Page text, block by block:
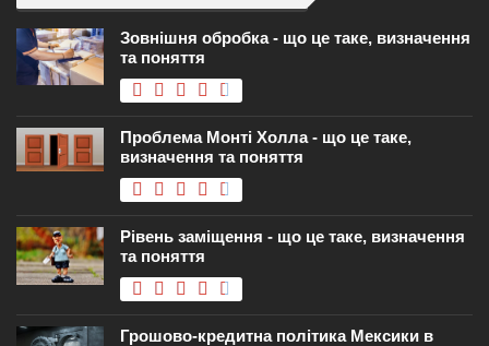
Зовнішня обробка - що це таке, визначення
та поняття
Проблема Монті Холла - що це таке,
визначення та поняття
Рівень заміщення - що це таке, визначення
та поняття
Грошово-кредитна політика Мексики в